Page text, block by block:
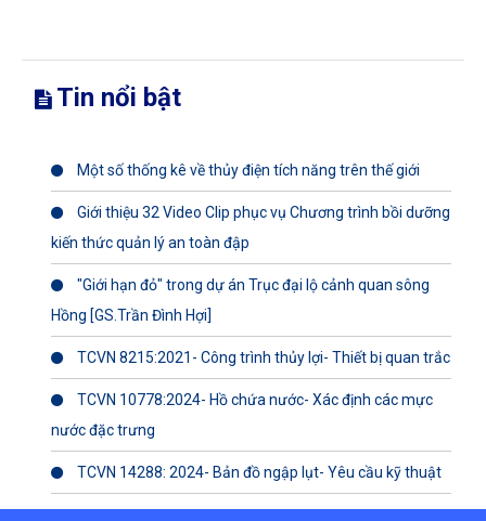
Tin nổi bật
Một số thống kê về thủy điện tích năng trên thế giới
Giới thiệu 32 Video Clip phục vụ Chương trình bồi dưỡng
kiến thức quản lý an toàn đập
"Giới hạn đỏ" trong dự án Trục đại lộ cảnh quan sông
Hồng [GS.Trần Đình Hợi]
TCVN 8215:2021- Công trình thủy lợi- Thiết bị quan trắc
TCVN 10778:2024- Hồ chứa nước- Xác định các mực
nước đặc trưng
TCVN 14288: 2024- Bản đồ ngập lụt- Yêu cầu kỹ thuật